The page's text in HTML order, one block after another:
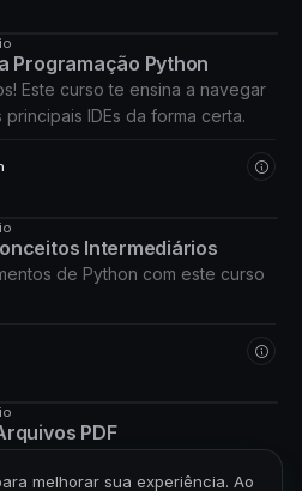
Programação Python
Este curso te ensina a navegar
IDEs da forma certa.
Intermediários
de Python com este curso
PDF
com Python para se
melhorar sua experiência. Ao